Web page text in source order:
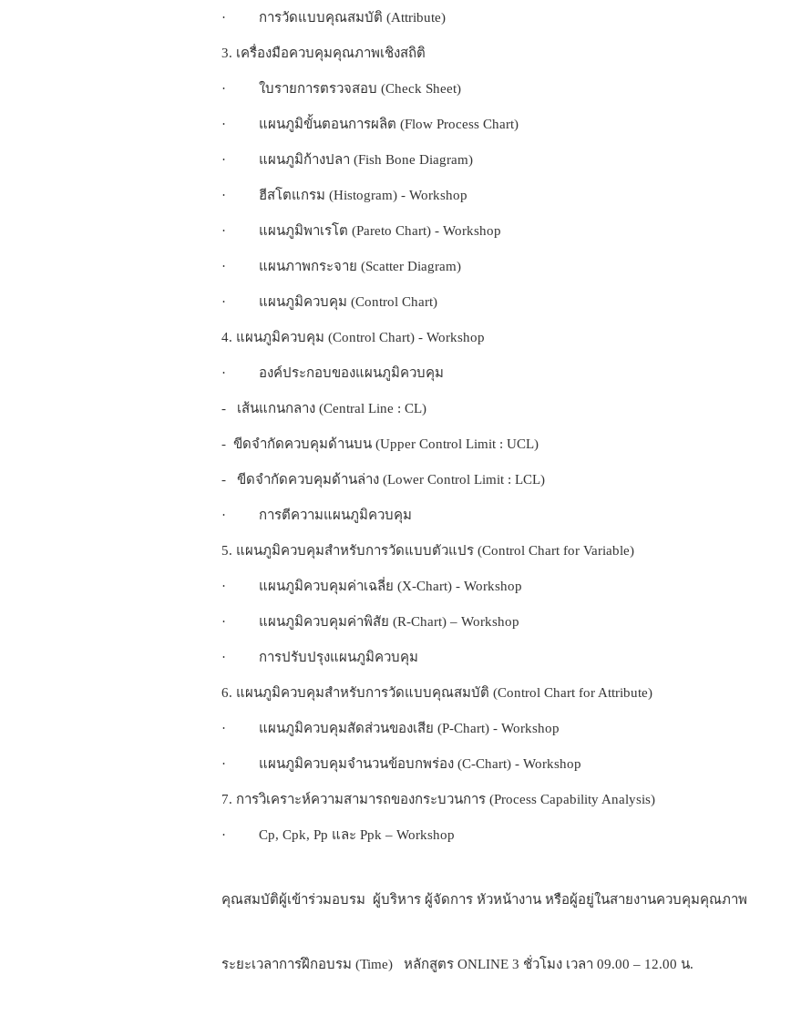
· การวัดแบบคุณสมบัติ (Attribute)
3. เครื่องมือควบคุมคุณภาพเชิงสถิติ
· ใบรายการตรวจสอบ (Check Sheet)
· แผนภูมิขั้นตอนการผลิต (Flow Process Chart)
· แผนภูมิก้างปลา (Fish Bone Diagram)
· ฮีสโตแกรม (Histogram) - Workshop
· แผนภูมิพาเรโต (Pareto Chart) - Workshop
· แผนภาพกระจาย (Scatter Diagram)
· แผนภูมิควบคุม (Control Chart)
4. แผนภูมิควบคุม (Control Chart) - Workshop
· องค์ประกอบของแผนภูมิควบคุม
- เส้นแกนกลาง (Central Line : CL)
- ขีดจำกัดควบคุมด้านบน (Upper Control Limit : UCL)
- ขีดจำกัดควบคุมด้านล่าง (Lower Control Limit : LCL)
· การตีความแผนภูมิควบคุม
5. แผนภูมิควบคุมสำหรับการวัดแบบตัวแปร (Control Chart for Variable)
· แผนภูมิควบคุมค่าเฉลี่ย (X-Chart) - Workshop
· แผนภูมิควบคุมค่าพิสัย (R-Chart) – Workshop
· การปรับปรุงแผนภูมิควบคุม
6. แผนภูมิควบคุมสำหรับการวัดแบบคุณสมบัติ (Control Chart for Attribute)
· แผนภูมิควบคุมสัดส่วนของเสีย (P-Chart) - Workshop
· แผนภูมิควบคุมจำนวนข้อบกพร่อง (C-Chart) - Workshop
7. การวิเคราะห์ความสามารถของกระบวนการ (Process Capability Analysis)
· Cp, Cpk, Pp และ Ppk – Workshop
คุณสมบัติผู้เข้าร่วมอบรม ผู้บริหาร ผู้จัดการ หัวหน้างาน หรือผู้อยู่ในสายงานควบคุมคุณภาพ
ระยะเวลาการฝึกอบรม (Time) หลักสูตร ONLINE 3 ชั่วโมง เวลา 09.00 – 12.00 น.